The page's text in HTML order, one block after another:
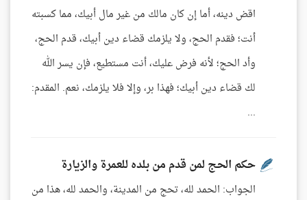
اقض دينه، أما إن كان مالك من غير مال أبيك، مما كسبته
أنت؛ فقدم الحج، ولا يلزمك قضاء دين أبيك، قدم الحج،
وأد الحج؛ لأنه فرض عليك، أنت مستطيع، فإن يسر الله
لك قضاء دين أبيك؛ فهذا بر، وإلا فلا يلزمك، نعم. المقدم:
...
حكم الحج لمن قدم من بلده للعمرة والزيارة
الجواب: الحمد لله، تحج من المدينة، والحمد لله، هذا من